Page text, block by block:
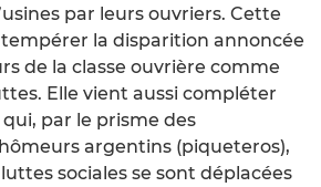
par leurs ouvriers. Cette
la disparition annoncée
de la classe ouvrière comme
Elle vient aussi compléter
par le prisme des
argentins (piqueteros),
sociales se sont déplacées